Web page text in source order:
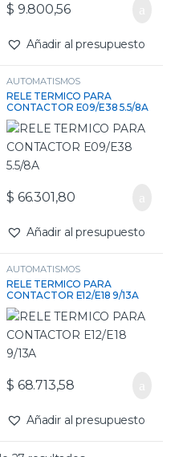
$ 9.800,56
Añadir al presupuesto
AUTOMATISMOS
RELE TERMICO PARA
CONTACTOR E09/E38 5.5/8A
$ 66.301,80
Añadir al presupuesto
AUTOMATISMOS
RELE TERMICO PARA
CONTACTOR E12/E18 9/13A
$ 68.713,58
Añadir al presupuesto